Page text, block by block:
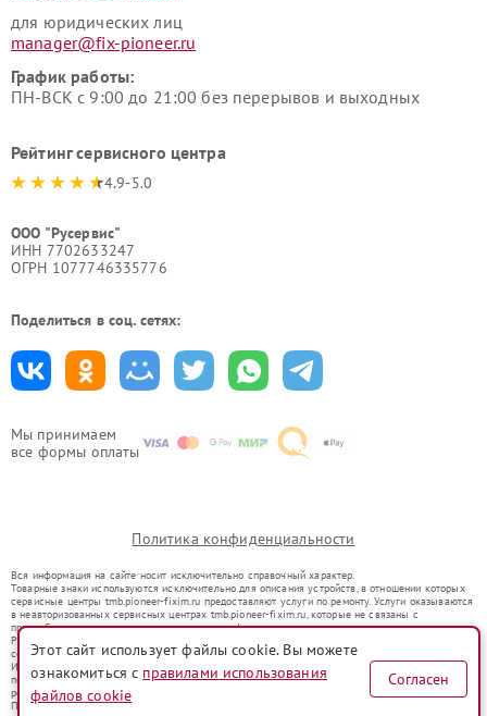
Мы принимаем
все формы оплаты
для юридических лиц
manager@fix-pioneer.ru
График работы:
ПН-ВСК с 9:00 до 21:00 без перерывов и выходных
Рейтинг сервисного центра
4.9-5.0
ООО "Русервис"
ИНН 7702633247
ОГРН 1077746335776
Поделиться в соц. сетях:
Политика конфиденциальности
Вся информация на сайте носит исключительно справочный характер.
Товарные знаки используются исключительно для описания устройств, в отношении которых
сервисные центры tmb.pioneer-fixim.ru предоставляют услуги по ремонту. Услуги оказываются
в неавторизованных сервисных центрах tmb.pioneer-fixim.ru, которые не связаны с
правообладателями товарных знаков или их официальными представителями.
Ремонт осуществляется для устройств, уже введенных в гражданский оборот в соответствии
со статьей 1487 ГК РФ.
Использование товарных знаков не преследует цели индивидуализации услуг или введения
потребителей в заблуждение, а служит для информирования о предоставляемых услугах по
ремонту техники указанных брендов.
Представленная на сайте информация не является публичной офертой, определяемой
Этот сайт использует файлы cookie. Вы можете
ознакомиться с правилами использования
файлов cookie
Согласен